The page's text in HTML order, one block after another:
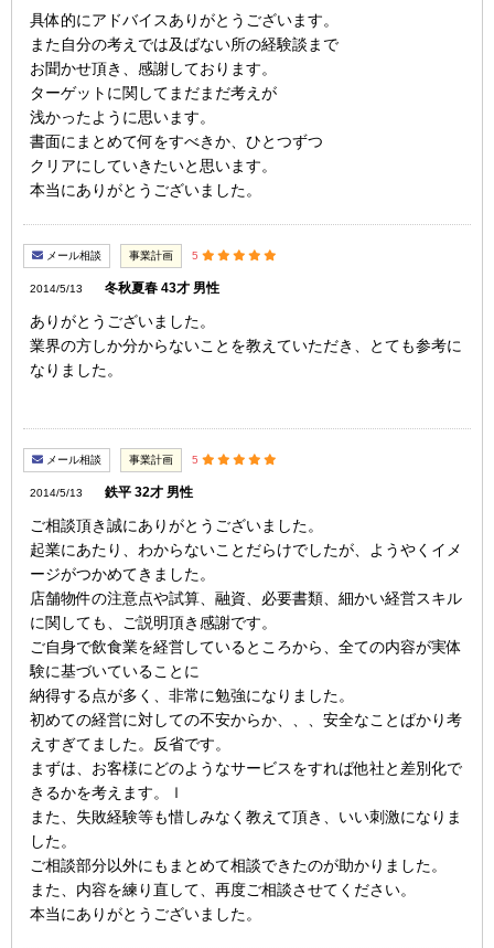
具体的にアドバイスありがとうございます。
また自分の考えでは及ばない所の経験談まで
お聞かせ頂き、感謝しております。
ターゲットに関してまだまだ考えが
浅かったように思います。
書面にまとめて何をすべきか、ひとつずつ
クリアにしていきたいと思います。
本当にありがとうございました。
メール相談 事業計画 5
2014/5/13 冬秋夏春 43才 男性
ありがとうございました。
業界の方しか分からないことを教えていただき、とても参考に
なりました。
メール相談 事業計画 5
2014/5/13 鉄平 32才 男性
ご相談頂き誠にありがとうございました。
起業にあたり、わからないことだらけでしたが、ようやくイメ
ージがつかめてきました。
店舗物件の注意点や試算、融資、必要書類、細かい経営スキル
に関しても、ご説明頂き感謝です。
ご自身で飲食業を経営しているところから、全ての内容が実体
験に基づいていることに
納得する点が多く、非常に勉強になりました。
初めての経営に対しての不安からか、、、安全なことばかり考
えすぎてました。反省です。
まずは、お客様にどのようなサービスをすれば他社と差別化で
きるかを考えます。ｌ
また、失敗経験等も惜しみなく教えて頂き、いい刺激になりま
した。
ご相談部分以外にもまとめて相談できたのが助かりました。
また、内容を練り直して、再度ご相談させてください。
本当にありがとうございました。